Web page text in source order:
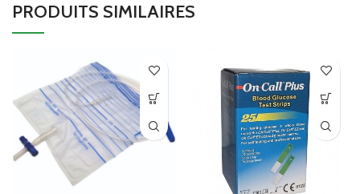
PRODUITS SIMILAIRES